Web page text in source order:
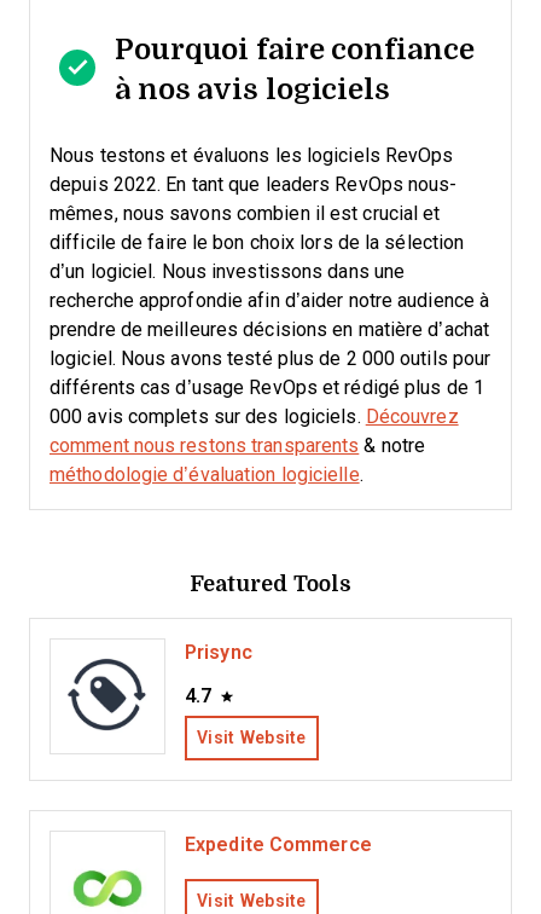
Pourquoi faire confiance
à nos avis logiciels
Nous testons et évaluons les logiciels RevOps
depuis 2022. En tant que leaders RevOps nous-
mêmes, nous savons combien il est crucial et
difficile de faire le bon choix lors de la sélection
d’un logiciel. Nous investissons dans une
recherche approfondie afin d’aider notre audience à
prendre de meilleures décisions en matière d’achat
logiciel. Nous avons testé plus de 2 000 outils pour
différents cas d’usage RevOps et rédigé plus de 1
000 avis complets sur des logiciels. Découvrez
comment nous restons transparents & notre
méthodologie d’évaluation logicielle.
Featured Tools
Prisync
4.7
Visit Website
Expedite Commerce
Visit Website